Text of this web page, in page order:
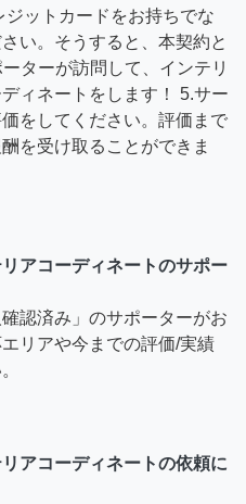
ットカードをお持ちでな
い。そうすると、本契約と
ターが訪問して、インテリ
ィネートをします！ 5.サー
をしてください。評価まで
を受け取ることができま
アコーディネートのサポー
認済み」のサポーターがお
リアや今までの評価/実績
アコーディネートの依頼に